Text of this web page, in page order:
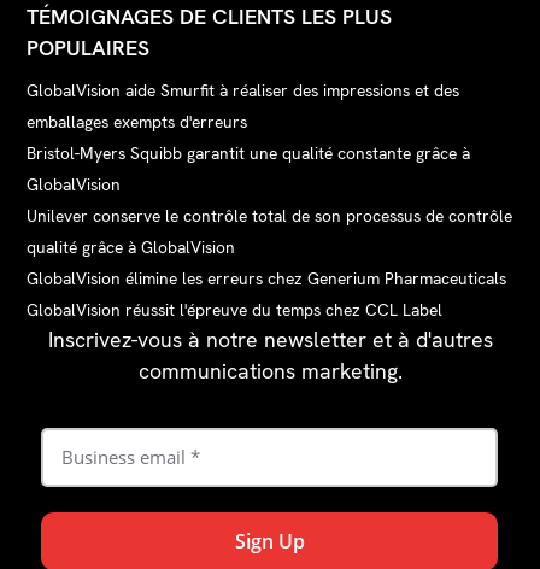
TÉMOIGNAGES DE CLIENTS LES PLUS
POPULAIRES
GlobalVision aide Smurfit à réaliser des impressions et des
emballages exempts d'erreurs
Bristol-Myers Squibb garantit une qualité constante grâce à
GlobalVision
Unilever conserve le contrôle total de son processus de contrôle
qualité grâce à GlobalVision
GlobalVision élimine les erreurs chez Generium Pharmaceuticals
GlobalVision réussit l'épreuve du temps chez CCL Label
Inscrivez-vous à notre newsletter et à d'autres
communications marketing.